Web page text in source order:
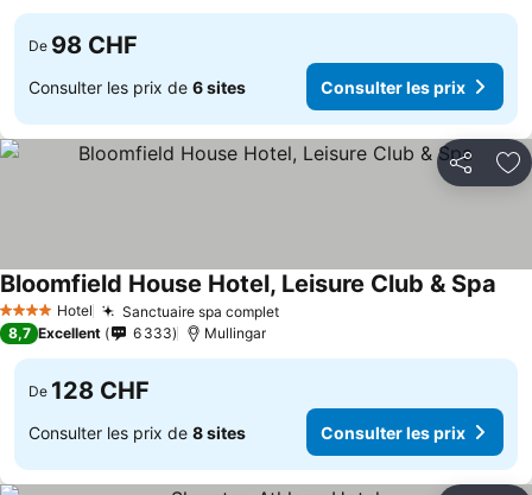
De 98 CHF
Consulter les prix de 6 sites Consulter les prix
Partager
4 Étoiles Hotel Sanctuaire spa complet
Bloomfield House Hotel, Leisure Club & Spa
8,7 Excellent 6 333 Mullingar
De 128 CHF
Consulter les prix de 8 sites Consulter les prix